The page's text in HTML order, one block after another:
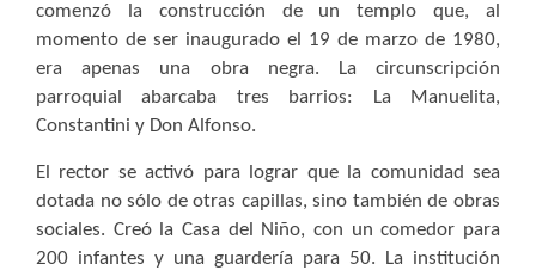
comenzó la construcción de un templo que, al
momento de ser inaugurado el 19 de marzo de 1980,
era apenas una obra negra. La circunscripción
parroquial abarcaba tres barrios: La Manuelita,
Constantini y Don Alfonso.
El rector se activó para lograr que la comunidad sea
dotada no sólo de otras capillas, sino también de obras
sociales. Creó la Casa del Niño, con un comedor para
200 infantes y una guardería para 50. La institución